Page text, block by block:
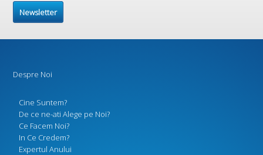
Newsletter
Despre Noi
Cine Suntem?
De ce ne-ati Alege pe Noi?
Ce Facem Noi?
In Ce Credem?
Expertul Anului